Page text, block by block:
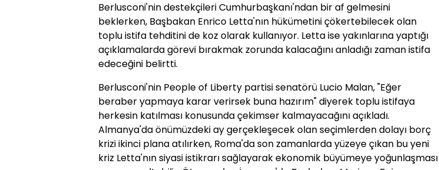
Berlusconi'nin destekçileri Cumhurbaşkanı'ndan bir af gelmesini
beklerken, Başbakan Enrico Letta'nın hükümetini çökertebilecek olan
toplu istifa tehditini de koz olarak kullanıyor. Letta ise yakınlarına yaptığı
açıklamalarda görevi bırakmak zorunda kalacağını anladığı zaman istifa
edeceğini belirtti.
Berlusconi'nin People of Liberty partisi senatörü Lucio Malan, "Eğer
beraber yapmaya karar verirsek buna hazırım" diyerek toplu istifaya
herkesin katılması konusunda çekimser kalmayacağını açıkladı.
Almanya'da önümüzdeki ay gerçekleşecek olan seçimlerden dolayı borç
krizi ikinci plana atılırken, Roma'da son zamanlarda yüzeye çıkan bu yeni
kriz Letta'nın siyasi istikrarı sağlayarak ekonomik büyümeye yoğunlaşması